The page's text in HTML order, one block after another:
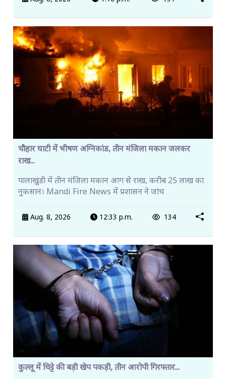
चौहार घाटी में भीषण अग्निकांड, तीन मंजिला मकान जलकर
राख...
पालाखुंडी में तीन मंजिला मकान आग से राख, करीब 25 लाख का
नुकसान। Mandi Fire News में प्रशासन ने जांच
Aug. 8, 2026 12:33 p.m. 134
कुल्लू में चिट्टे की बड़ी खेप पकड़ी, तीन आरोपी गिरफ्तार...